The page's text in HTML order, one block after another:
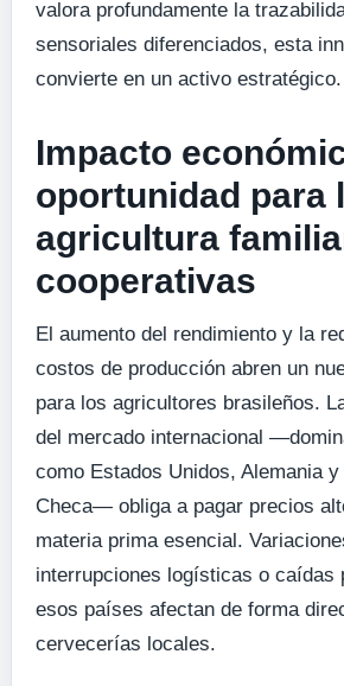
valora profundamente la
sensoriales diferenciados, esta
convierte en un activo estratégico.
Impacto
oportunidad para
agricultura
cooperativas
El aumento del rendimiento y la
costos de producción abren un
para los agricultores brasileños.
del mercado internacional
como Estados Unidos, Alemania
Checa— obliga a pagar precios
materia prima esencial.
interrupciones logísticas o caídas
esos países afectan de forma
cervecerías locales.